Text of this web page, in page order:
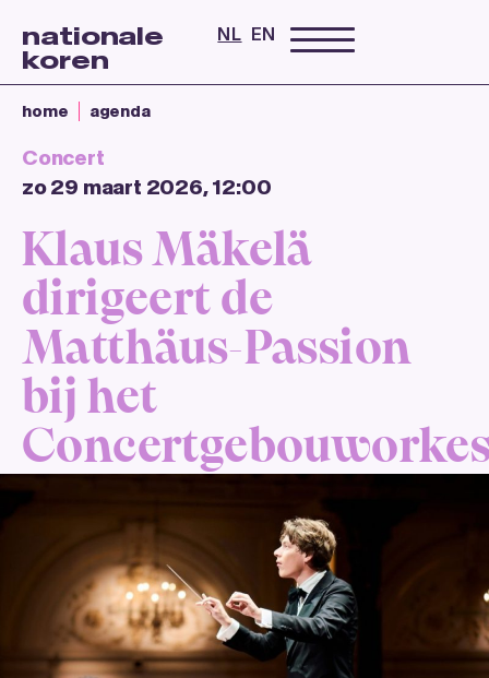
nationale
koren
NL EN
home agenda
Concert
zo 29 maart 2026, 12:00
Klaus Mäkelä
dirigeert de
Matthäus-Passion
bij het